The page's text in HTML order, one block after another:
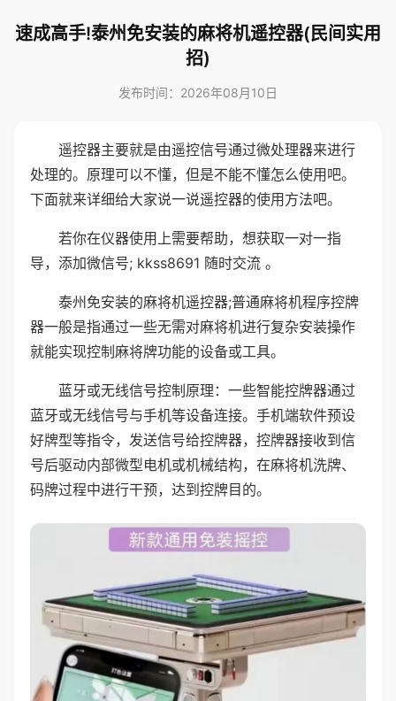
速成高手!泰州免安装的麻将机遥控器(民间实用
招)
发布时间：2026年08月10日
遥控器主要就是由遥控信号通过微处理器来进行
处理的。原理可以不懂，但是不能不懂怎么使用吧。
下面就来详细给大家说一说遥控器的使用方法吧。
若你在仪器使用上需要帮助，想获取一对一指
导，添加微信号; kkss8691 随时交流 。
泰州免安装的麻将机遥控器;普通麻将机程序控牌
器一般是指通过一些无需对麻将机进行复杂安装操作
就能实现控制麻将牌功能的设备或工具。
蓝牙或无线信号控制原理：一些智能控牌器通过
蓝牙或无线信号与手机等设备连接。手机端软件预设
好牌型等指令，发送信号给控牌器，控牌器接收到信
号后驱动内部微型电机或机械结构，在麻将机洗牌、
码牌过程中进行干预，达到控牌目的。